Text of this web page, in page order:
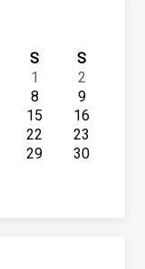
S
S
1
2
8
9
15
16
22
23
29
30